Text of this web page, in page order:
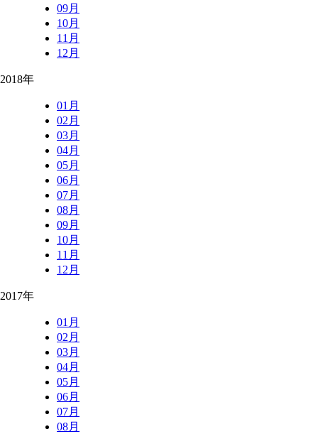
09月
10月
11月
12月
2018年
01月
02月
03月
04月
05月
06月
07月
08月
09月
10月
11月
12月
2017年
01月
02月
03月
04月
05月
06月
07月
08月